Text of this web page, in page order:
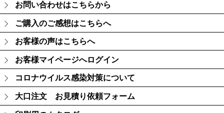
お問い合わせはこちらから
ご購入のご感想はこちらへ
お客様の声はこちらへ
お客様マイページへログイン
コロナウイルス感染対策について
大口注文 お見積り依頼フォーム